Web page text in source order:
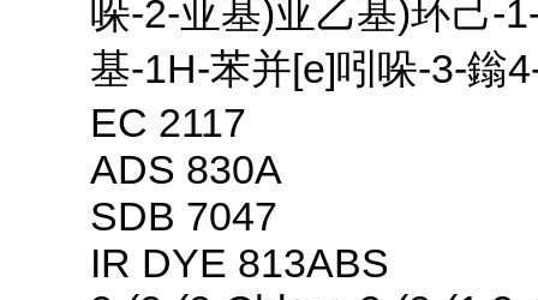
哚-2-亚基)亚乙基)环己-
基-1H-苯并[e]吲哚-3-鎓
EC 2117
ADS 830A
SDB 7047
IR DYE 813ABS